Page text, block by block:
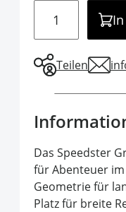
Teilen
Das Speedster
für Abenteuer
Geometrie für
Platz für breite